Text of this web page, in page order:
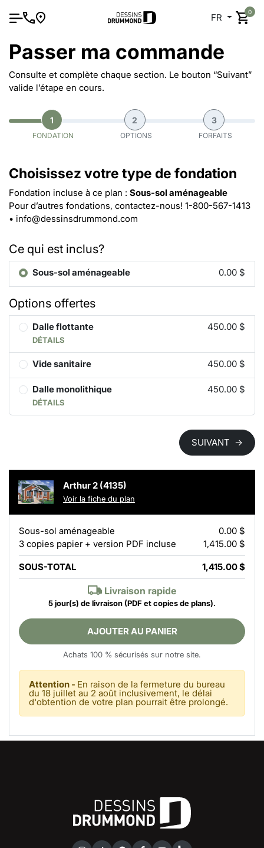
FR
0
Passer ma commande
Consulte et complète chaque section. Le bouton “Suivant”
valide l’étape en cours.
1
FONDATION
2
OPTIONS
3
FORFAITS
Choisissez votre type de fondation
Fondation incluse à ce plan : Sous-sol aménageable
Pour d’autres fondations, contactez-nous! 1-800-567-1413
• info@dessinsdrummond.com
Ce qui est inclus?
Sous-sol aménageable 0.00 $
Options offertes
Dalle flottante
DÉTAILS
450.00 $
Vide sanitaire 450.00 $
Dalle monolithique
DÉTAILS
450.00 $
SUIVANT →
Arthur 2 (4135)
Voir la fiche du plan
Sous-sol aménageable
0.00 $
3 copies papier + version PDF incluse
1,415.00 $
SOUS-TOTAL 1,415.00 $
Livraison rapide
5 jour(s) de livraison (PDF et copies de plans).
AJOUTER AU PANIER
Achats 100 % sécurisés sur notre site.
Attention - En raison de la fermeture du bureau
du 18 juillet au 2 août inclusivement, le délai
d'obtention de votre plan pourrait être prolongé.